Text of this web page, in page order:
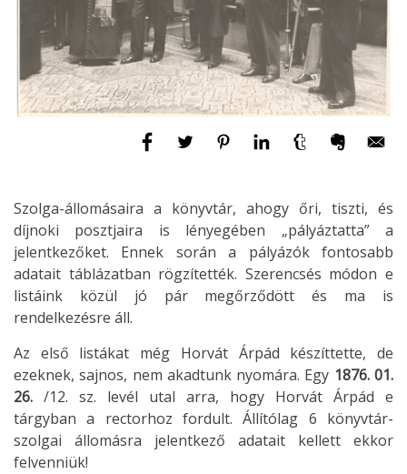
Szolga-állomásaira a könyvtár, ahogy őri, tiszti, és
díjnoki posztjaira is lényegében „pályáztatta” a
jelentkezőket. Ennek során a pályázók fontosabb
adatait táblázatban rögzítették. Szerencsés módon e
listáink közül jó pár megőrződött és ma is
rendelkezésre áll.
Az első listákat még Horvát Árpád készíttette, de
ezeknek, sajnos, nem akadtunk nyomára. Egy 1876. 01.
26. /12. sz. levél utal arra, hogy Horvát Árpád e
tárgyban a rectorhoz fordult. Állítólag 6 könyvtár-
szolgai állomásra jelentkező adatait kellett ekkor
felvenniük!